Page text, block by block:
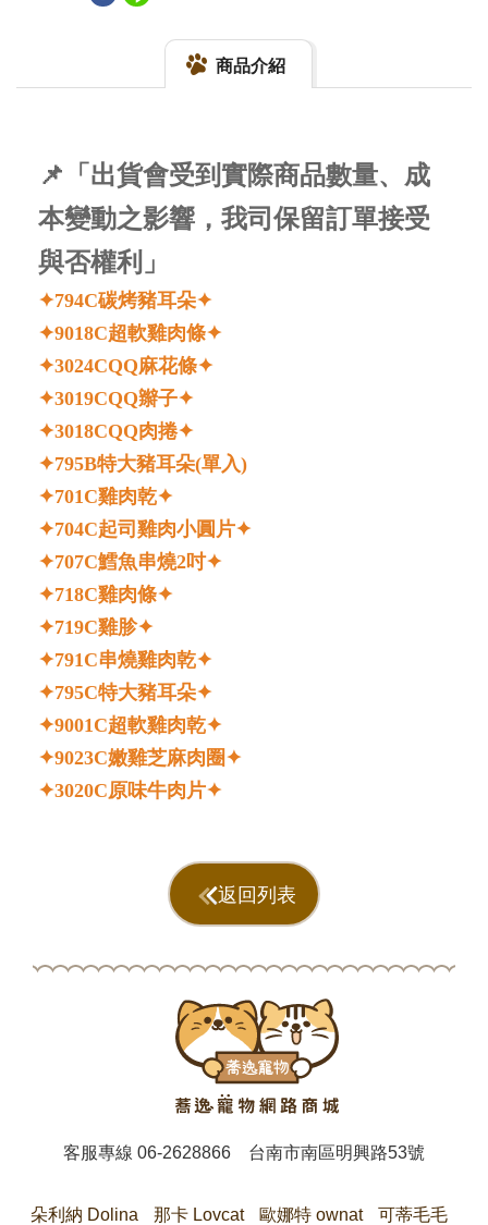
商品介紹
📌「出貨會受到實際商品數量、成
本變動之影響，我司保留訂單接受
與否權利」
✦794C碳烤豬耳朵✦
✦9018C超軟雞肉條✦
✦3024CQQ麻花條✦
✦3019CQQ辮子✦
✦3018CQQ肉捲✦
✦795B特大豬耳朵(單入)
✦701C雞肉乾✦
✦704C起司雞肉小圓片✦
✦707C鱈魚串燒2吋✦
✦718C雞肉條✦
✦719C雞胗✦
✦791C串燒雞肉乾✦
✦795C特大豬耳朵✦
✦9001C超軟雞肉乾✦
✦9023C嫩雞芝麻肉圈✦
✦3020C原味牛肉片✦
返回列表
客服專線06-2628866 台南市南區明興路53號
朵利納 Dolina 那卡 Lovcat 歐娜特 ownat 可蒂毛毛